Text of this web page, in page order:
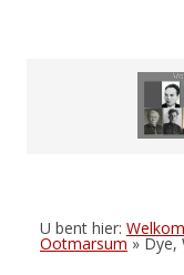
U bent hier: Welkom
Ootmarsum » Dye,